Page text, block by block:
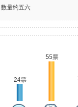
量约五六
24票
55票